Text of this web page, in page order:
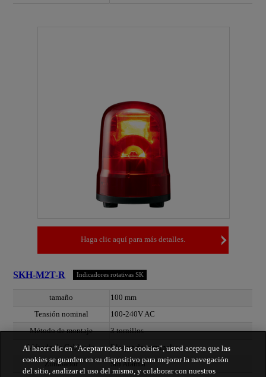
Haga clic aquí para más detalles.
SKH-M2T-R Indicadores rotativas SK
tamaño
100 mm
Tensión nominal
100-240V AC
Método de montaje
3 tornillos
Método de Cableado
Bloque de terminales
Zumbador
Sin Alarma
Al hacer clic en “Aceptar todas las cookies”, usted acepta que las
cookies se guarden en su dispositivo para mejorar la navegación
del sitio, analizar el uso del mismo, y colaborar con nuestros